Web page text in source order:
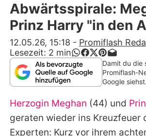
Stars
Filme & Serien
Lifestyle
Familie & Liebe
Alle Themen auf
Abwärtsspirale:
Prinz Harry "in den
12.05.26, 15:18 - Promiflash
Lesezeit: 2 min
Damit du die
Promiflash-
Google siehst.
Herzogin Meghan (44) und
geraten wieder ins Kreuzfeuer
Experten: Kurz vor ihrem